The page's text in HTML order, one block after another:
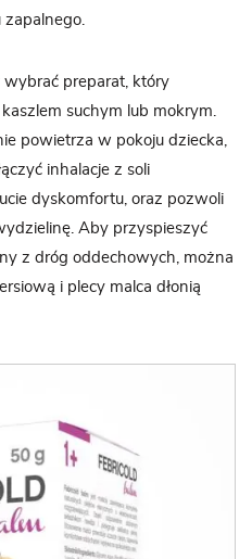
zapalnego.
wybrać preparat, który
suchym lub mokrym.
powietrza w pokoju dziecka,
inhalacje z soli
dyskomfortu, oraz pozwoli
Aby przyspieszyć
z dróg oddechowych, można
i plecy malca dłonią